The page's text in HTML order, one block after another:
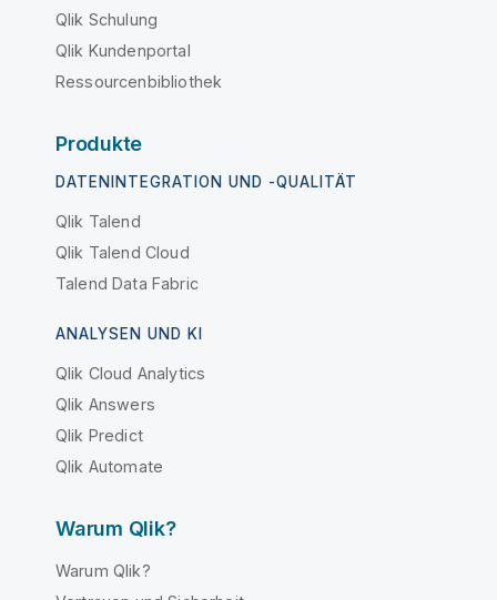
Qlik Schulung
Qlik Kundenportal
Ressourcenbibliothek
Produkte
DATENINTEGRATION UND -QUALITÄT
Qlik Talend
Qlik Talend Cloud
Talend Data Fabric
ANALYSEN UND KI
Qlik Cloud Analytics
Qlik Answers
Qlik Predict
Qlik Automate
Warum Qlik?
Warum Qlik?